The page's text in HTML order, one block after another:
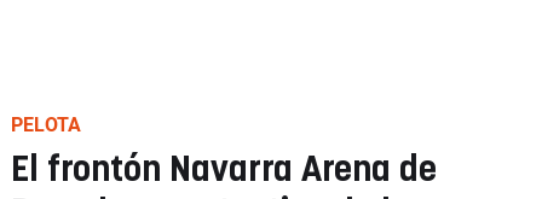
PELOTA
El frontón Navarra Arena de